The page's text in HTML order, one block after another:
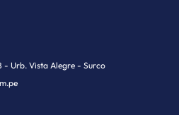
- Urb. Vista Alegre - Surco